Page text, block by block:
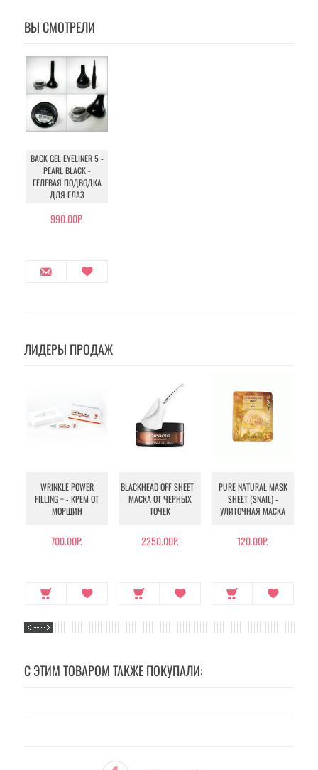
ВЫ СМОТРЕЛИ
BACK GEL EYELINER 5 -
PEARL BLACK -
ГЕЛЕВАЯ ПОДВОДКА
ДЛЯ ГЛАЗ
990.00Р.
ЛИДЕРЫ ПРОДАЖ
WRINKLE POWER
FILLING + - КРЕМ ОТ
МОРЩИН
700.00Р.
BLACKHEAD OFF SHEET -
МАСКА ОТ ЧЕРНЫХ
ТОЧЕК
2250.00Р.
PURE NATURAL MASK
SHEET (SNAIL) -
УЛИТОЧНАЯ МАСКА
120.00Р.
С ЭТИМ ТОВАРОМ ТАКЖЕ ПОКУПАЛИ: